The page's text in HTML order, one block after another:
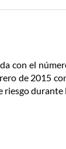
con el
de 2015
riesgo